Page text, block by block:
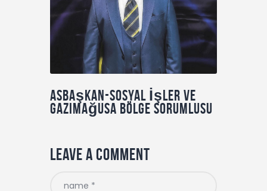
Asbaşkan-Sosyal İşler ve
Gazimağusa Bölge Sorumlusu
Leave a comment